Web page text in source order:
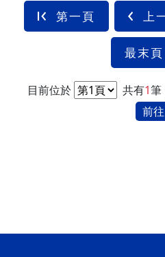
第一頁 上
最末頁
目前位於 共有1筆
前往